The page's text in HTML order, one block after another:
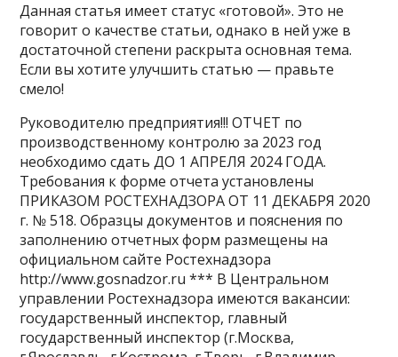
Данная статья имеет статус «готовой». Это не
говорит о качестве статьи, однако в ней уже в
достаточной степени раскрыта основная тема.
Если вы хотите улучшить статью — правьте
смело!
Руководителю предприятия!!! ОТЧЕТ по
производственному контролю за 2023 год
необходимо сдать ДО 1 АПРЕЛЯ 2024 ГОДА.
Требования к форме отчета установлены
ПРИКАЗОМ РОСТЕХНАДЗОРА ОТ 11 ДЕКАБРЯ 2020
г. № 518. Образцы документов и пояснения по
заполнению отчетных форм размещены на
официальном сайте Ростехнадзора
http://www.gosnadzor.ru *** В Центральном
управлении Ростехнадзора имеются вакансии:
государственный инспектор, главный
государственный инспектор (г.Москва,